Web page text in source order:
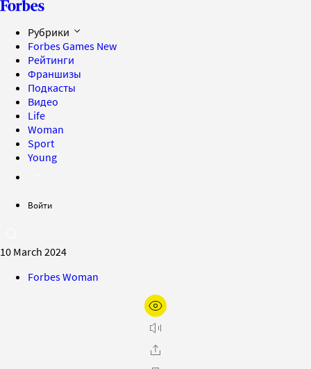
Рубрики
Forbes Games New
Рейтинги
Франшизы
Подкасты
Видео
Life
Woman
Sport
Young
Войти
10 March 2024
Forbes Woman